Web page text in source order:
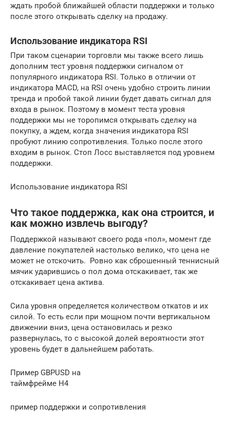
ждать пробой ближайшей области поддержки и только
после этого открывать сделку на продажу.
Использование индикатора RSI
При таком сценарии торговли мы также всего лишь
дополним тест уровня поддержки сигналом от
популярного индикатора RSI. Только в отличии от
индикатора MACD, на RSI очень удобно строить линии
тренда и пробой такой линии будет давать сигнал для
входа в рынок. Поэтому в момент теста уровня
поддержки мы не торопимся открывать сделку на
покупку, а ждем, когда значения индикатора RSI
пробуют линию сопротивления. Только после этого
входим в рынок. Стоп Лосс выставляется под уровнем
поддержки.
Использование индикатора RSI
Что такое поддержка, как она строится, и
как можно извлечь выгоду?
Поддержкой называют своего рода «пол», момент где
давление покупателей настолько велико, что цена не
может не отскочить. Ровно как сброшенный теннисный
мячик ударившись о пол дома отскакивает, так же
отскакивает цена актива.
Сила уровня определяется количеством откатов и их
силой. То есть если при мощном почти вертикальном
движении вниз, цена остановилась и резко
развернулась, то с высокой долей вероятности этот
уровень будет в дальнейшем работать.
Пример GBPUSD на
таймфрейме H4
пример поддержки и сопротивления